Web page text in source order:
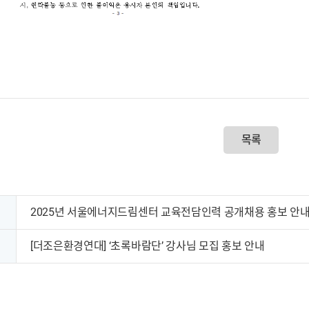
목록
2025년 서울에너지드림센터 교육전담인력 공개채용 홍보 안
[더조은환경연대] ‘초록바람단’ 강사님 모집 홍보 안내